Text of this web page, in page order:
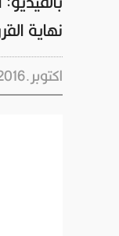
نهاية
24 اكتوبر.2016 - 22:39